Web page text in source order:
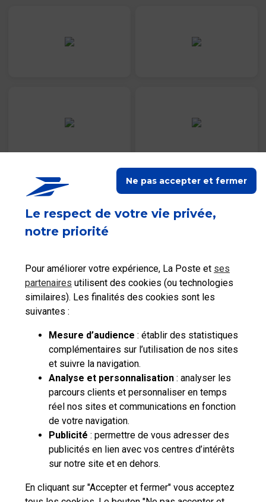
Le respect de votre vie privée,
notre priorité
Pour améliorer votre expérience, La Poste et ses
partenaires utilisent des cookies (ou technologies
similaires). Les finalités des cookies sont les
suivantes :
Mesure d’audience : établir des statistiques
complémentaires sur l’utilisation de nos sites
et suivre la navigation.
Analyse et personnalisation : analyser les
parcours clients et personnaliser en temps
réel nos sites et communications en fonction
de votre navigation.
Publicité : permettre de vous adresser des
publicités en lien avec vos centres d’intérêts
sur notre site et en dehors.
En cliquant sur "Accepter et fermer" vous acceptez
Ne pas accepter et fermer
électronique temporaire en la rendant pleinement
opérationnelle et fonctionnelle.
Les caractéristiques d’une
temporaire laposte.net sont les
suivantes :
Durée limitée:
Vous disposez d’un délai de 30 jours pour
activée et vous permettre de la finaliser et de la
rendre définitive et pleinement opérationnelle.
Passé ce délai, votre adresse temporaire est
définitivement suppriméeet ne peut être recréée
à l'identique pendant une période de 30 ans
Fonctionnalités restreintes
L'adresse de messagerie temporaire n'étant pas
encore finalisée,ses fonctionnalités sont très
restreintes
Elles sont limitées exclusivement à
la réception de certains emails de La Poste,
notamment ceux nécessaires à la création de
votre Identité Numérique.
Dès lors que vous aurez transformé votre adresse
temporaire en adresse définitive via l'utilisation de
votre Identité Numérique, elle bénéficiera alors
automatiquement de l'ensemble des
fonctionnalités de la messagerie laposte.net.
Mot de passe non modifiable et non
récupérable en cas d'oubli :
ProfessionnelsEntreprises et
Collectivités
La Poste
Groupe
La Poste
recrute
Aide en ligne| Plan du site| Accessibilité| Conditions contractuelles